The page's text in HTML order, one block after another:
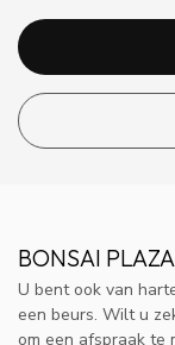
BONSAI PLAZA
U bent ook van
een beurs. Wilt u
om een afspraak te